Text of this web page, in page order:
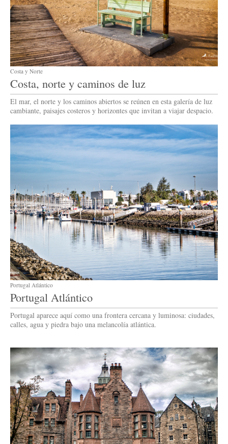
Costa y Norte
Costa, norte y caminos de luz
El mar, el norte y los caminos abiertos se reúnen en esta galería de luz
cambiante, paisajes costeros y horizontes que invitan a viajar despacio.
Portugal Atlántico
Portugal Atlántico
Portugal aparece aquí como una frontera cercana y luminosa: ciudades,
calles, agua y piedra bajo una melancolía atlántica.